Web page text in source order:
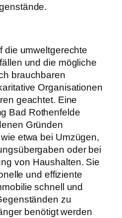
die umweltgerechte
und die mögliche
brauchbaren
Organisationen
geachtet. Eine
Bad Rothenfelde
Gründen
etwa bei Umzügen,
oder bei
von Haushalten. Sie
und effiziente
schnell und
zu
benötigt werden